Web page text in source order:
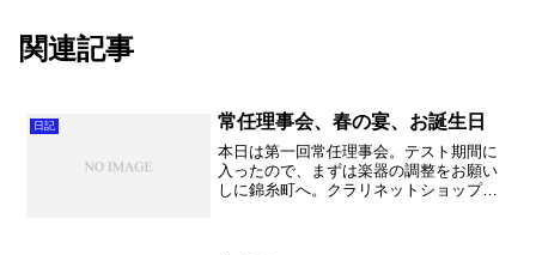
関連記事
日記 常任理事会、春の宴、お誕生日
本日は第一回常任理事会。テスト期間に
入ったので、まずは楽器の調整をお願い
しに錦糸町へ。クラリネットショップで